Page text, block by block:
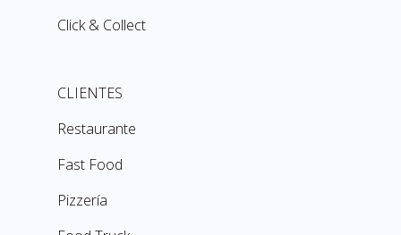
Click & Collect
CLIENTES
Restaurante
Fast Food
Pizzería